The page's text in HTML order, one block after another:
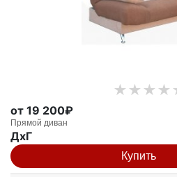
от 19 200₽
Прямой диван
ДxГ
Купить